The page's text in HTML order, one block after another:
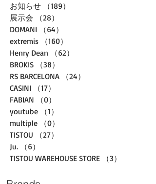
お知らせ （189）
展示会
（28）
DOMANI
（64）
extremis
（160）
Henry Dean
（62）
BROKIS
（38）
RS BARCELONA
（24）
CASINI
（17）
FABIAN
（0）
youtube
（1）
multiple
（0）
TISTOU
（27）
Ju.
（6）
TISTOU WAREHOUSE STORE
（3）